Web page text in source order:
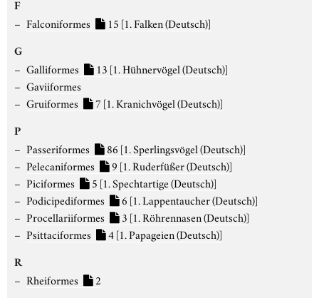
F
Falconiformes 15 [1. Falken (Deutsch)]
G
Galliformes 13 [1. Hühnervögel (Deutsch)]
Gaviiformes
Gruiformes
7 [1. Kranichvögel (Deutsch)]
P
Passeriformes 86 [1. Sperlingsvögel (Deutsch)]
Pelecaniformes
9 [1. Ruderfüßer (Deutsch)]
Piciformes
5 [1. Spechtartige (Deutsch)]
Podicipediformes
6 [1. Lappentaucher (Deutsch)]
Procellariiformes
3 [1. Röhrennasen (Deutsch)]
Psittaciformes
4[1. Papageien (Deutsch)]
R
Rheiformes 2